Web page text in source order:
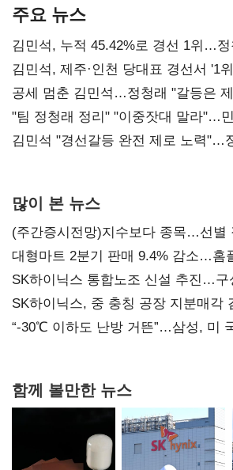
주요 뉴스
김민석, 누적 45.42%로 경선 1위…
0.86%p(2보)
김민석, 제주·인천 당대표 경선서 '1
공세 멈춘 김민석…정청래 "갈등은
"팀 정청래 정리" "이중잣대 말라"…
다툼 격화
김민석 "경선갈등 완전 제로 노력"…
많이 본 뉴스
(주간증시전망)지수보다 종목…선별
대형마트 2분기 판매 9.4% 감소…홈
SK하이닉스 통합노조 신설 추진…구
불만 확산
SK하이닉스, 중 충칭 공장 지분매각
없어”
“-30℃ 이하도 난방 거뜬”…삼성, 미
함께 볼만한 뉴스